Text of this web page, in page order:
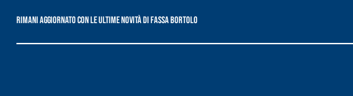
Rimani aggiornato con le ultime novità di Fassa Bortolo